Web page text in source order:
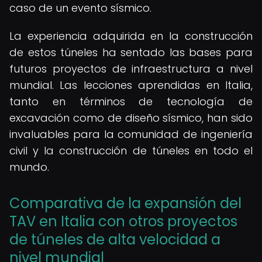
caso de un evento sísmico.
La experiencia adquirida en la construcción
de estos túneles ha sentado las bases para
futuros proyectos de infraestructura a nivel
mundial. Las lecciones aprendidas en Italia,
tanto en términos de tecnología de
excavación como de diseño sísmico, han sido
invaluables para la comunidad de ingeniería
civil y la construcción de túneles en todo el
mundo.
Comparativa de la expansión del
TAV en Italia con otros proyectos
de túneles de alta velocidad a
nivel mundial